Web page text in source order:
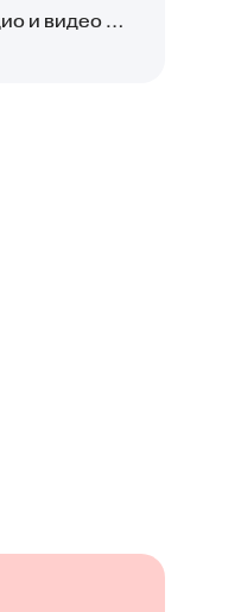
Как перевести аудио и видео в текст: обзор 24 нейросетей, программ и сервисов для транскрибации